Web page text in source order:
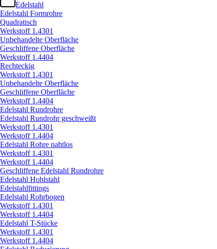
Edelstahl
Edelstahl Formrohre
Quadratisch
Werkstoff 1.4301
Unbehandelte Oberfläche
Geschliffene Oberfläche
Werkstoff 1.4404
Rechteckig
Werkstoff 1.4301
Unbehandelte Oberfläche
Geschliffene Oberfläche
Werkstoff 1.4404
Edelstahl Rundrohre
Edelstahl Rundrohr geschweißt
Werkstoff 1.4301
Werkstoff 1.4404
Edelstahl Rohre nahtlos
Werkstoff 1.4301
Werkstoff 1.4404
Geschliffene Edelstahl Rundrohre
Edelstahl Hohlstahl
Edelstahlfittings
Edelstahl Rohrbogen
Werkstoff 1.4301
Werkstoff 1.4404
Edelstahl T-Stücke
Werkstoff 1.4301
Werkstoff 1.4404